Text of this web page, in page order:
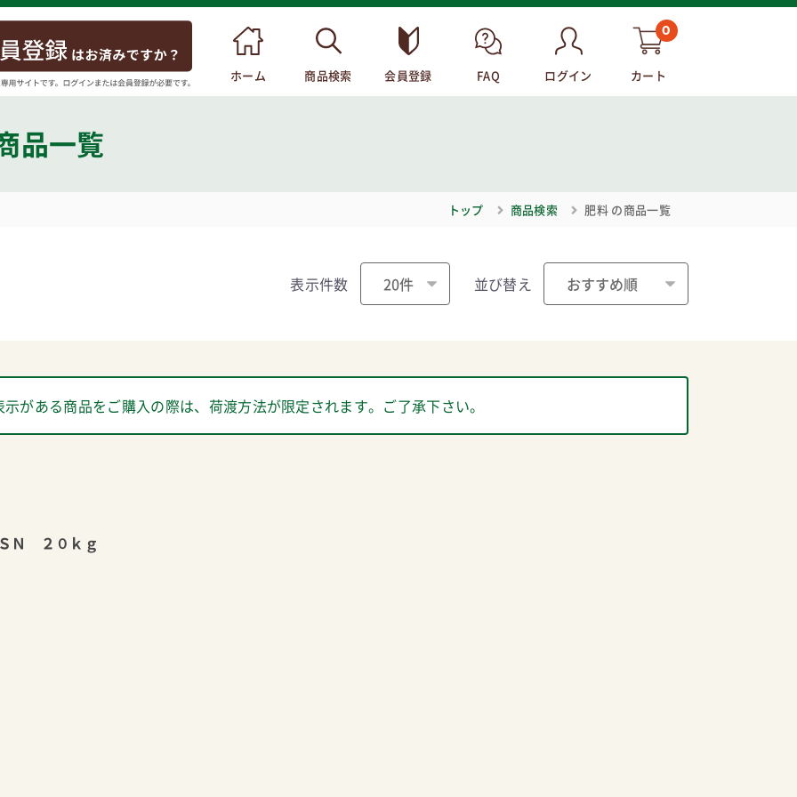
ホーム 商品検索 会員登録 FAQ ログイン
0
カート
品一覧
トップ 商品検索 肥料 の商品一覧
表示件数 並び替え
がある商品をご購入の際は、荷渡方法が限定されます。ご了承下さい。
Ｎ ２０ｋｇ